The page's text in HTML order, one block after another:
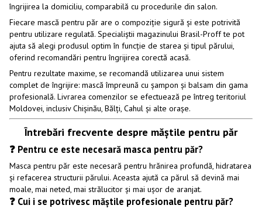
îngrijirea la domiciliu, comparabilă cu procedurile din salon.
Fiecare mască pentru păr are o compoziție sigură și este potrivită
pentru utilizare regulată. Specialiștii magazinului Brasil-Proff te pot
ajuta să alegi produsul optim în funcție de starea și tipul părului,
oferind recomandări pentru îngrijirea corectă acasă.
Pentru rezultate maxime, se recomandă utilizarea unui sistem
complet de îngrijire: mască împreună cu șampon și balsam din gama
profesională. Livrarea comenzilor se efectuează pe întreg teritoriul
Moldovei, inclusiv Chișinău, Bălți, Cahul și alte orașe.
Întrebări frecvente despre măștile pentru păr
❓ Pentru ce este necesară masca pentru păr?
Masca pentru păr este necesară pentru hrănirea profundă, hidratarea
și refacerea structurii părului. Aceasta ajută ca părul să devină mai
moale, mai neted, mai strălucitor și mai ușor de aranjat.
❓ Cui i se potrivesc măștile profesionale pentru păr?